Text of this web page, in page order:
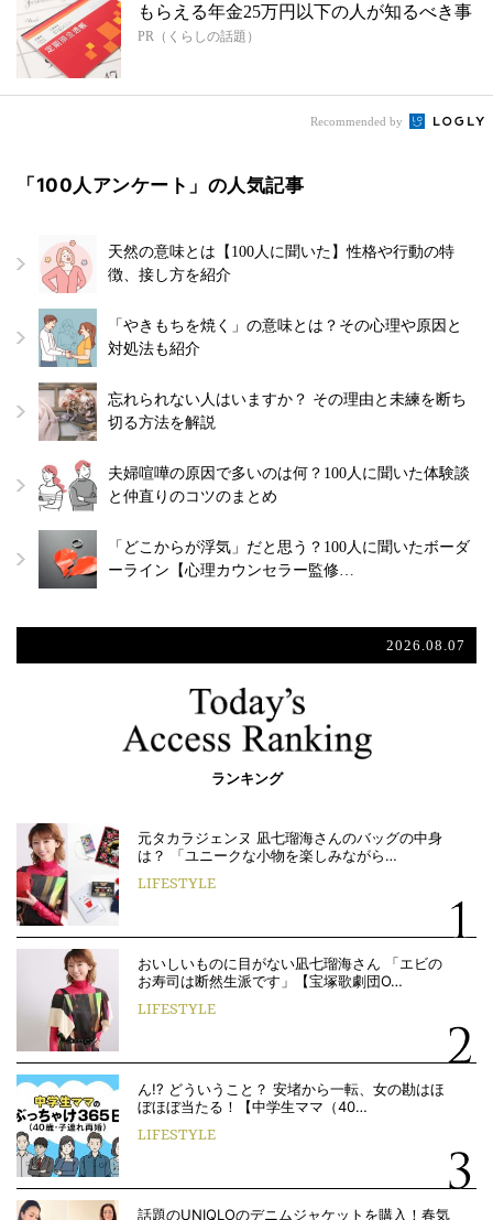
もらえる年金25万円以下の人が知るべき事
PR（くらしの話題）
Recommended by
「100人アンケート」の人気記事
天然の意味とは【100人に聞いた】性格や行動の特
徴、接し方を紹介
「やきもちを焼く」の意味とは？その心理や原因と
対処法も紹介
忘れられない人はいますか？ その理由と未練を断ち
切る方法を解説
夫婦喧嘩の原因で多いのは何？100人に聞いた体験談
と仲直りのコツのまとめ
「どこからが浮気」だと思う？100人に聞いたボーダ
ーライン【心理カウンセラー監修…
2026.08.07
ランキング
元タカラジェンヌ 凪七瑠海さんのバッグの中身
は？ 「ユニークな小物を楽しみながら…
LIFESTYLE
おいしいものに目がない凪七瑠海さん 「エビの
お寿司は断然生派です」【宝塚歌劇団O…
LIFESTYLE
ん!? どういうこと？ 安堵から一転、女の勘はほ
ぼほぼ当たる！【中学生ママ（40…
LIFESTYLE
話題のUNIQLOのデニムジャケットを購入！春気